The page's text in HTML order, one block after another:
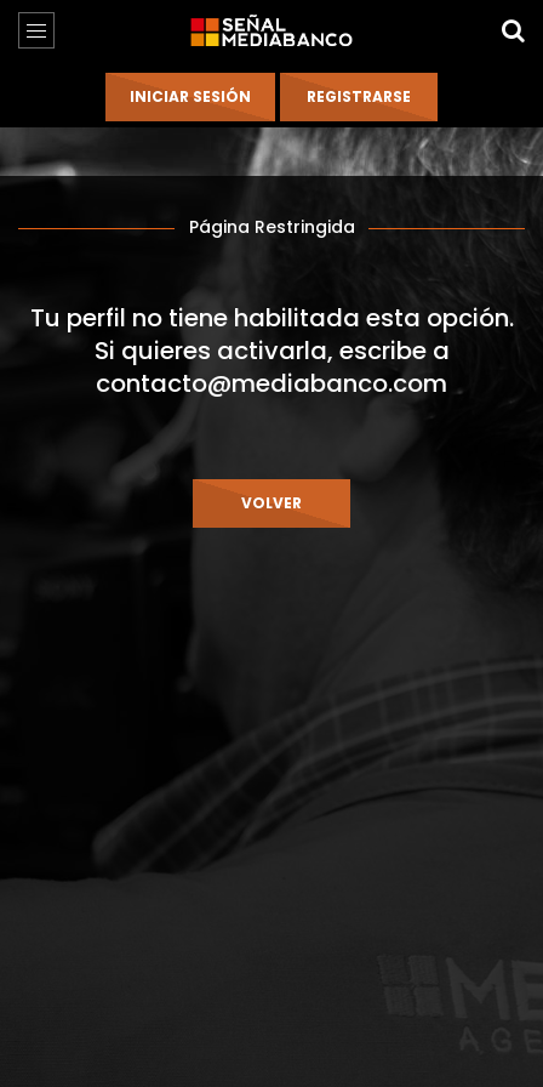
Página Restringida
Tu perfil no tiene habilitada esta opción.
Si quieres activarla, escribe a
contacto@mediabanco.com